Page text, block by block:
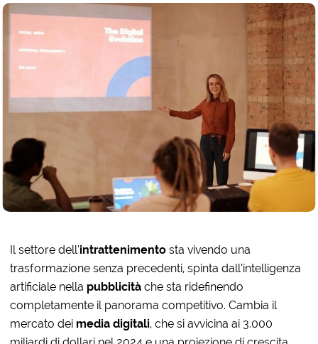
Il settore dell’intrattenimento sta vivendo una
trasformazione senza precedenti, spinta dall’intelligenza
artificiale nella pubblicità che sta ridefinendo
completamente il panorama competitivo. Cambia il
mercato dei media digitali, che si avvicina ai 3.000